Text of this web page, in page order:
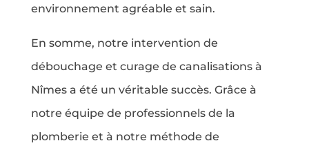
environnement agréable et sain.
En somme, notre intervention de
débouchage et curage de canalisations à
Nîmes a été un véritable succès. Grâce à
notre équipe de professionnels de la
plomberie et à notre méthode de